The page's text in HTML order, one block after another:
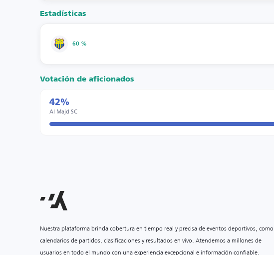
Estadísticas
60 %
Votación de aficionados
42%
Al Majd SC
Nuestra plataforma brinda cobertura en tiempo real y precisa de eventos deportivos, como
calendarios de partidos, clasificaciones y resultados en vivo. Atendemos a millones de
usuarios en todo el mundo con una experiencia excepcional e información confiable.